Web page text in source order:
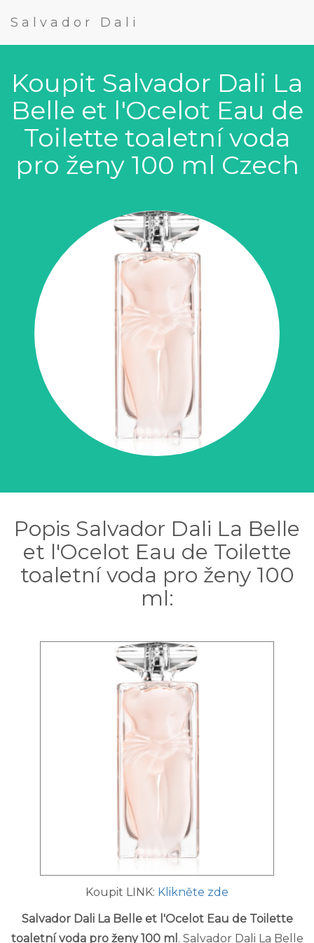
Salvador Dali
Koupit Salvador Dali La
Belle et l'Ocelot Eau de
Toilette toaletní voda
pro ženy 100 ml Czech
Popis Salvador Dali La Belle
et l'Ocelot Eau de Toilette
toaletní voda pro ženy 100
ml:
Koupit LINK: Klikněte zde
Salvador Dali La Belle et l'Ocelot Eau de Toilette
toaletní voda pro ženy 100 ml . Salvador Dali La Belle